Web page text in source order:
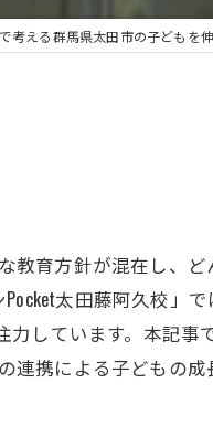
Pocketプラン
考える群馬県太田市の子どもを
教育方針が混在し、ど
太田藤阿久校」
しています。本記事
連携による子どもの成